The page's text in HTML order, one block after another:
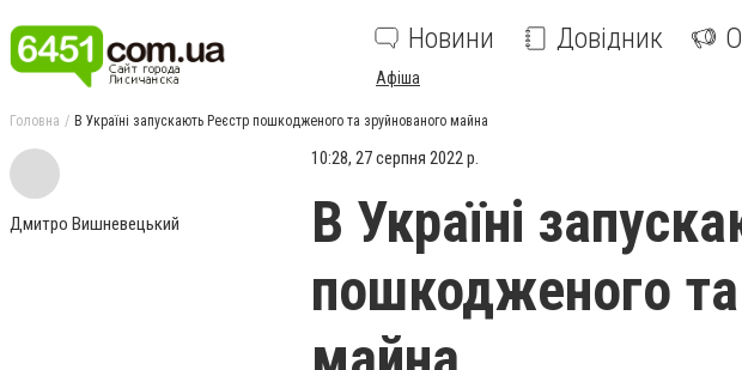
Новини Довідник
Афіша
Головна В Україні запускають Реєстр пошкодженого та зруйнованого майна
Дмитро Вишневецький
10:28, 27 серпня 2022 р.
В Україні
пошкодженого